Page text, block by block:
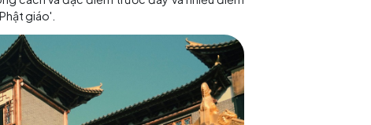
được xây dựng lần đầu tiên vào thời nhà Nguyên (1271-
Với hơn 700 năm lịch sử, chùa Xiyuan có các ngôi chùa Phật
hợp giữa nghệ thuật làm vườn và kiến trúc đền đài.
một phần của một khu vườn cổ điển lớn, Xiyuan hay Vườn